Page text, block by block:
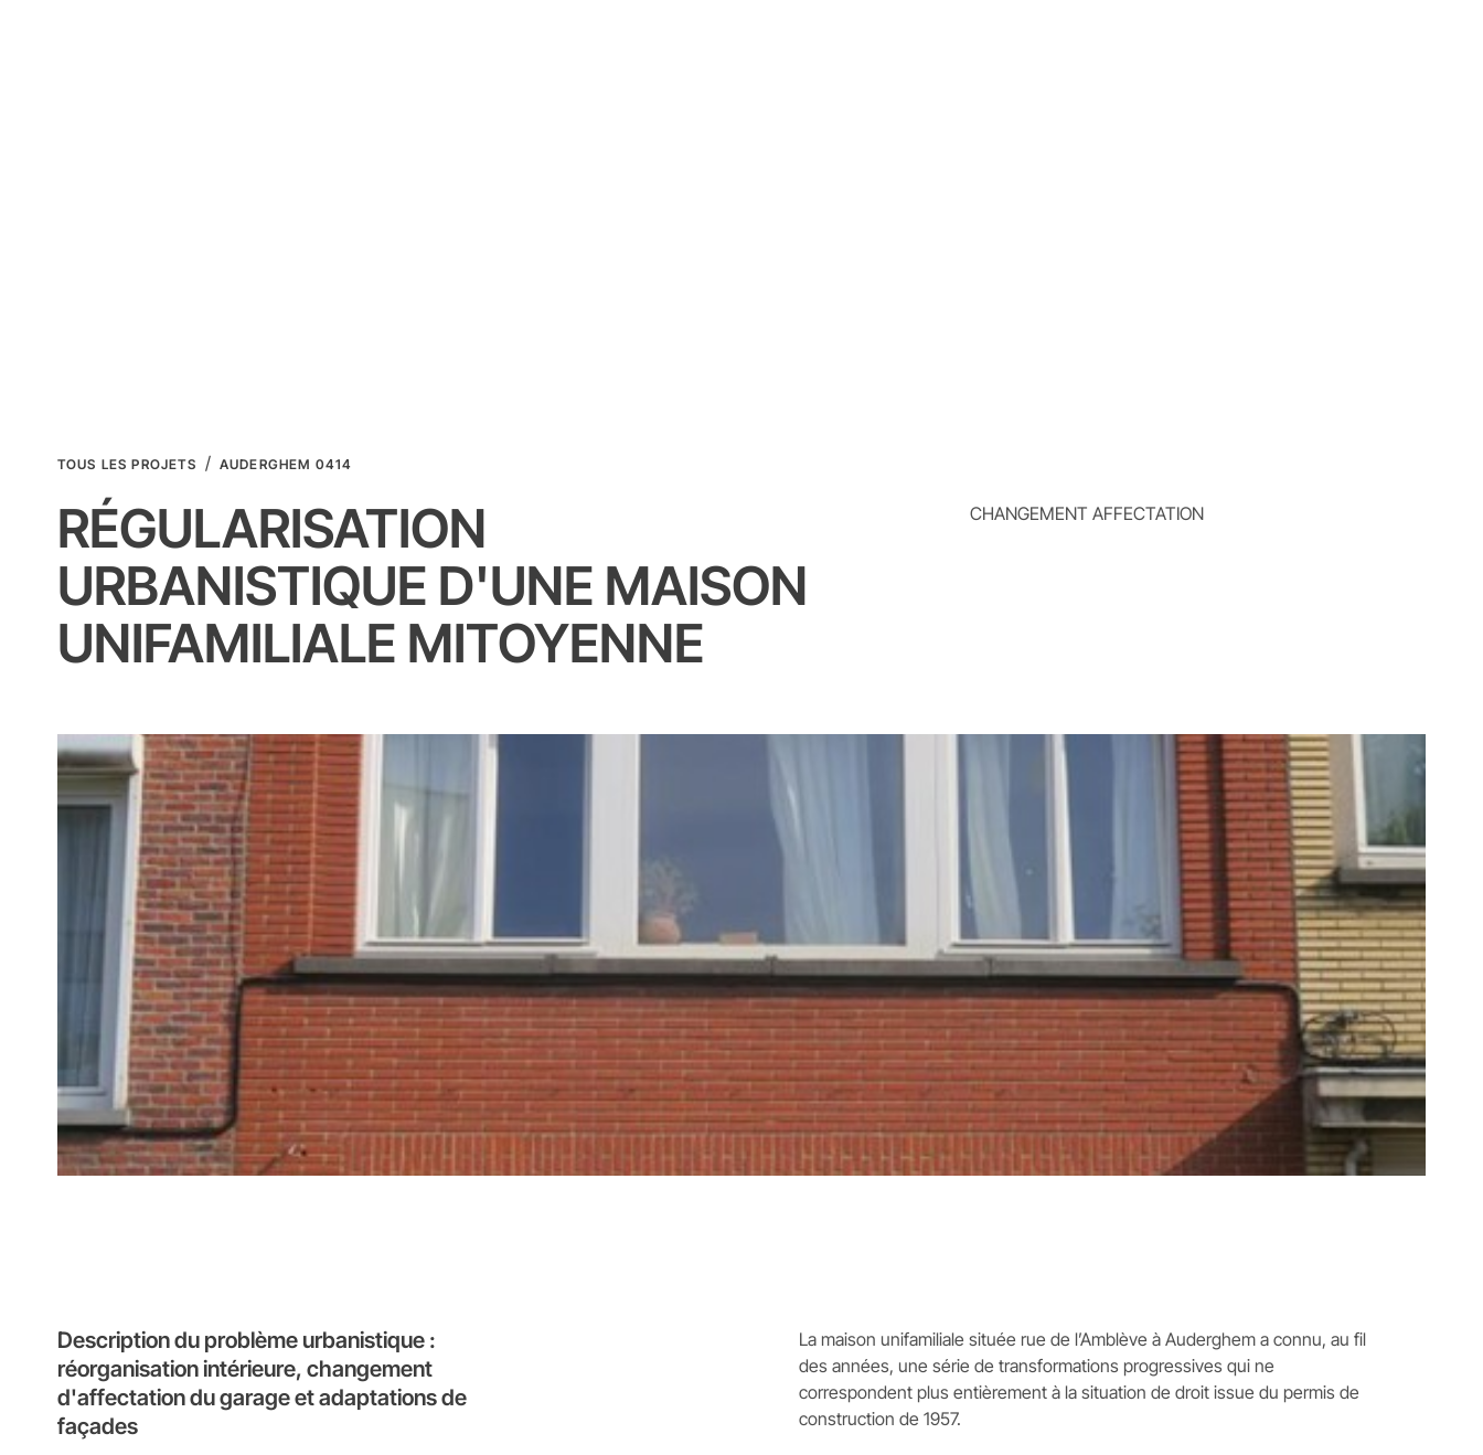
TOUS LES PROJETS AUDERGHEM 0414
RÉGULARISATION
URBANISTIQUE D'UNE MAISON
UNIFAMILIALE MITOYENNE
CHANGEMENT AFFECTATION
Description du problème urbanistique :
réorganisation intérieure, changement
d'affectation du garage et adaptations de
façades
La maison unifamiliale située rue de l’Amblève à Auderghem a connu, au fil
des années, une série de transformations progressives qui ne
correspondent plus entièrement à la situation de droit issue du permis de
construction de 1957.